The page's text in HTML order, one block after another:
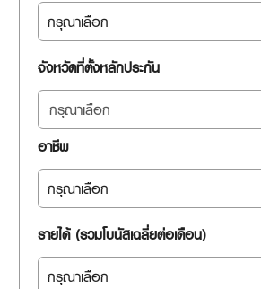
จังหวัดที่ตั้งหลักประกัน
กรุณาเลือก
อาชีพ
รายได้ (รวมโบนัสเฉลี่ยต่อเดือน)